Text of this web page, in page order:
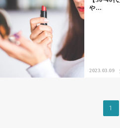
セックスライフ
不倫・だめ男
や…
2023.03.09
1